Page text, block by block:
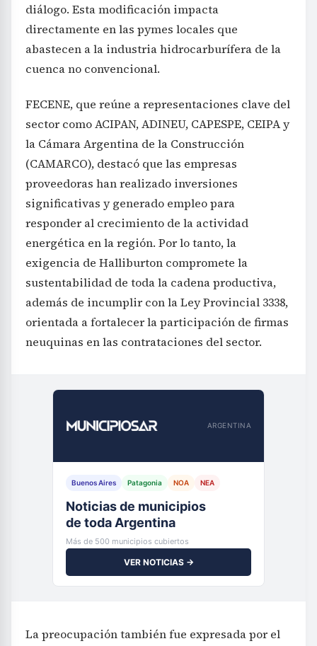
diálogo. Esta modificación impacta
directamente en las pymes locales que
abastecen a la industria hidrocarburífera de la
cuenca no convencional.
FECENE, que reúne a representaciones clave del
sector como ACIPAN, ADINEU, CAPESPE, CEIPA y
la Cámara Argentina de la Construcción
(CAMARCO), destacó que las empresas
proveedoras han realizado inversiones
significativas y generado empleo para
responder al crecimiento de la actividad
energética en la región. Por lo tanto, la
exigencia de Halliburton compromete la
sustentabilidad de toda la cadena productiva,
además de incumplir con la Ley Provincial 3338,
orientada a fortalecer la participación de firmas
neuquinas en las contrataciones del sector.
ARGENTINA
Buenos Aires Patagonia NOA NEA
Noticias de municipios
de toda Argentina
Más de 500 municipios cubiertos
VER NOTICIAS →
La preocupación también fue expresada por el